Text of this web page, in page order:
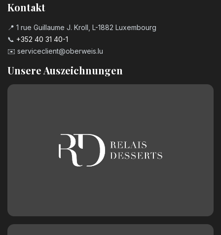
Kontakt
📍 1 rue Guillaume J. Kroll, L-1882 Luxembourg
📞 +352 40 31 40-1
✉️ serviceclient@oberweis.lu
Unsere Auszeichnungen